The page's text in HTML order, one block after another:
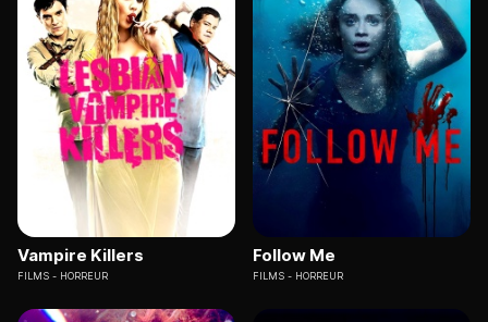
Vampire Killers
FILMS HORREUR
Follow Me
FILMS HORREUR